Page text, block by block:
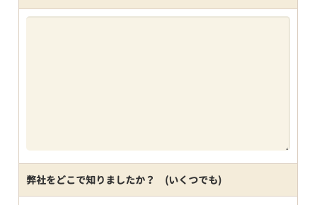
弊社をどこで知りましたか？ (いくつでも)